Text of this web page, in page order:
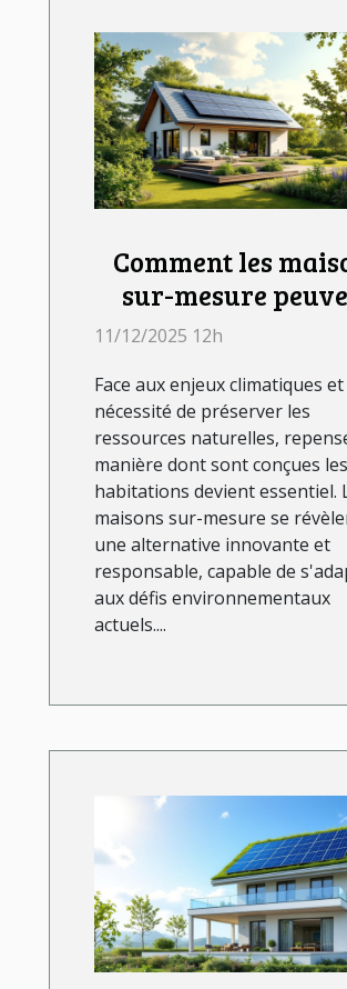
Comment les
sur-mesure
répondre aux
actuels ?
11/12/2025 12h
Face aux enjeux climatiques et
nécessité de préserver les
ressources naturelles,
manière dont sont conçues les
habitations devient essentiel.
maisons sur-mesure se
une alternative innovante et
responsable, capable de
aux défis environnementaux
actuels....